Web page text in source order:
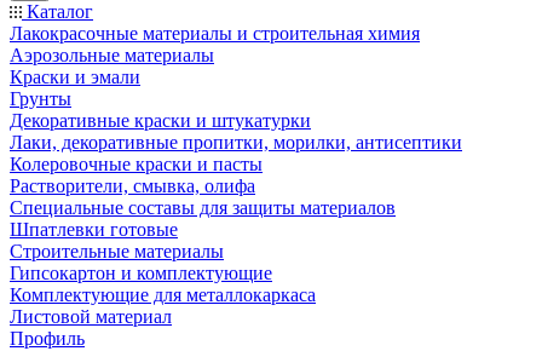
Каталог
Лакокрасочные материалы и строительная химия
Аэрозольные материалы
Краски и эмали
Грунты
Декоративные краски и штукатурки
Лаки, декоративные пропитки, морилки, антисептики
Колеровочные краски и пасты
Растворители, смывка, олифа
Специальные составы для защиты материалов
Шпатлевки готовые
Строительные материалы
Гипсокартон и комплектующие
Комплектующие для металлокаркаса
Листовой материал
Профиль